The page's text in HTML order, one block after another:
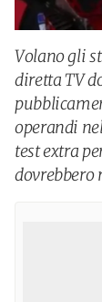
Volano gli
diretta TV
operandi
test extra
dovrebbero